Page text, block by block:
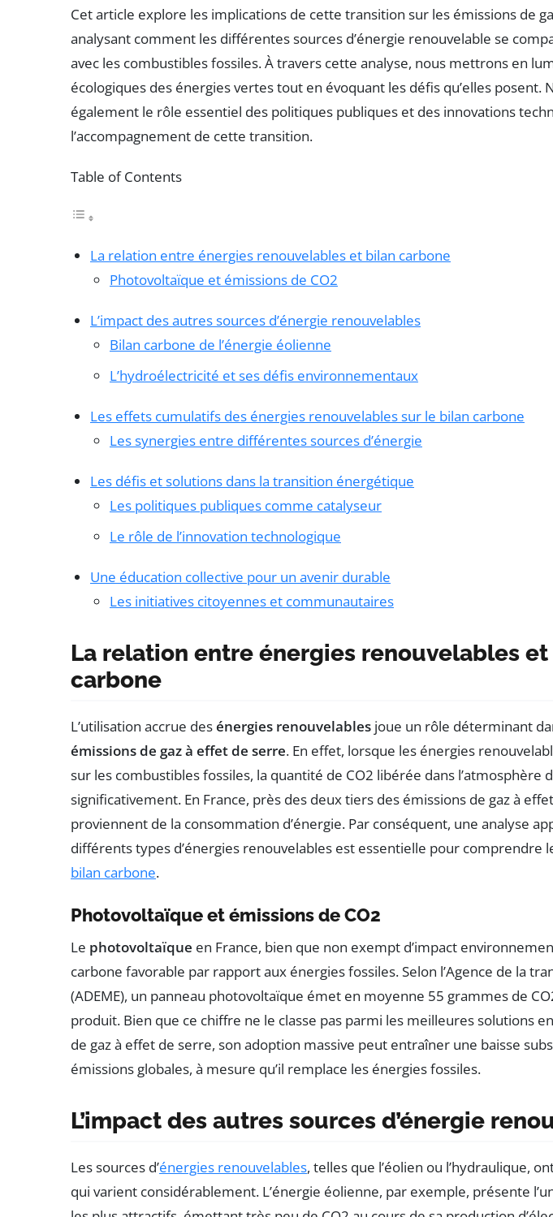
Cet article explore les implications de cette transition sur les émissions de
analysant comment les différentes sources d’énergie renouvelable se
avec les combustibles fossiles. À travers cette analyse, nous mettrons en
écologiques des énergies vertes tout en évoquant les défis qu’elles posent.
également le rôle essentiel des politiques publiques et des innovations
l’accompagnement de cette transition.
Table of Contents
La relation entre énergies renouvelables et bilan carbone
Photovoltaïque et émissions de CO2
L’impact des autres sources d’énergie renouvelables
Bilan carbone de l’énergie éolienne
L’hydroélectricité et ses défis environnementaux
Les effets cumulatifs des énergies renouvelables sur le bilan carbone
Les synergies entre différentes sources d’énergie
Les défis et solutions dans la transition énergétique
Les politiques publiques comme catalyseur
Le rôle de l’innovation technologique
Une éducation collective pour un avenir durable
Les initiatives citoyennes et communautaires
La relation entre énergies renouvelables
carbone
L’utilisation accrue desénergies renouvelables joue un rôle déterminant
émissions de gaz à effet de serre. En effet, lorsque les énergies
sur les combustibles fossiles, la quantité de CO2 libérée dans l’atmosphère
significativement. En France, près des deux tiers des émissions de gaz à
proviennent de la consommation d’énergie. Par conséquent, une analyse
différents types d’énergies renouvelables est essentielle pour comprendre
bilan carbone.
Photovoltaïque et émissions de CO2
Le photovoltaïque en France, bien que non exempt d’impact
carbone favorable par rapport aux énergies fossiles. Selon l’Agence de la
(ADEME), un panneau photovoltaïque émet en moyenne 55 grammes de
produit. Bien que ce chiffre ne le classe pas parmi les meilleures solutions
de gaz à effet de serre, son adoption massive peut entraîner une baisse
émissions globales, à mesure qu’il remplace les énergies fossiles.
L’impact des autres sources d’énergie
Les sources d’énergies renouvelables, telles que l’éolien ou l’hydraulique,
qui varient considérablement. L’énergie éolienne, par exemple, présente